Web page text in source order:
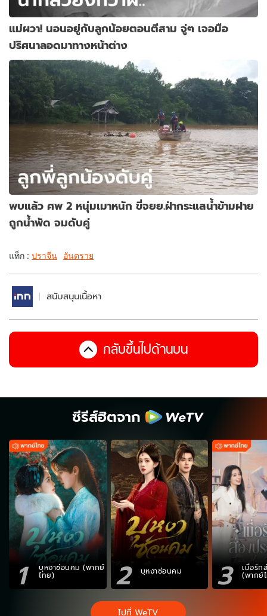
แม่ผวา! นอนอยู่กับลูกน้อยตอนตีสาม จู่ๆ เจอมือ
ปริศนาลอดมาทางหน้าต่าง
พบแล้ว ศพ 2 หนุ่มเมาหนัก ขี่จยย.ฝ่ากระแสน้ำข้ามฝาย
ถูกน้ำพัด จมดับคู่
แท็ก : ปราจีน อันตราย
สนับสนุนเนื้อหา
กลับขึ้นไปด้านบน
ซีรีส์ฮิตจาก
1 บุหงาซ่อนคม (พากย์
ไทย) 2 บุหงาซ่อนคม 3 เมื่อรัก
(พากย์
ไปที่ WeTV